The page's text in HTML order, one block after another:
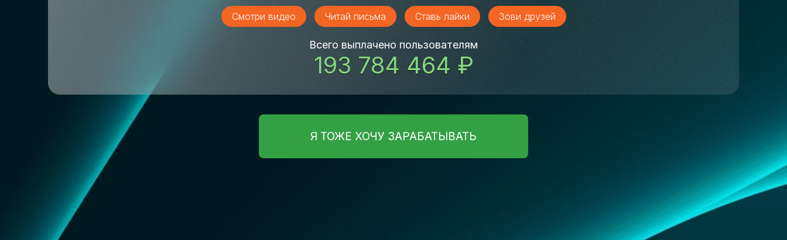
Смотри видео Читай письма Ставь лайки Зови друзей
Всего выплачено пользователям
193 784 464 ₽
Я ТОЖЕ ХОЧУ ЗАРАБАТЫВАТЬ